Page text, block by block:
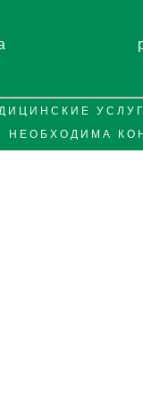
И Ц И Н С К И Е У С Л У
Н Е О Б Х О Д И М А К О